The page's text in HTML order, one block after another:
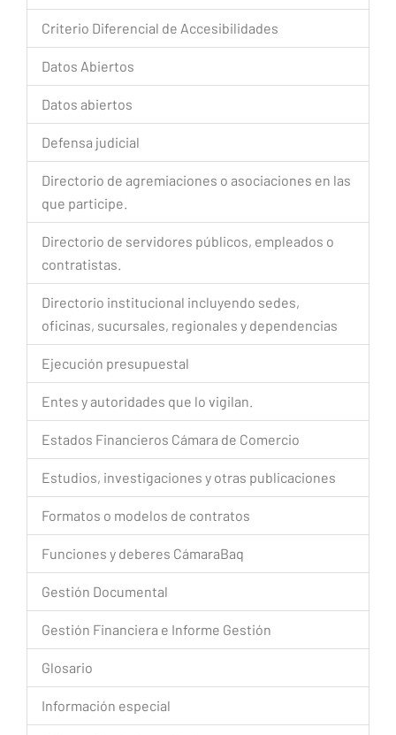
Criterio Diferencial de Accesibilidades
Datos Abiertos
Datos abiertos
Defensa judicial
Directorio de agremiaciones o asociaciones en las
que participe.
Directorio de servidores públicos, empleados o
contratistas.
Directorio institucional incluyendo sedes,
oficinas, sucursales, regionales y dependencias
Ejecución presupuestal
Entes y autoridades que lo vigilan.
Estados Financieros Cámara de Comercio
Estudios, investigaciones y otras publicaciones
Formatos o modelos de contratos
Funciones y deberes CámaraBaq
Gestión Documental
Gestión Financiera e Informe Gestión
Glosario
Información especial